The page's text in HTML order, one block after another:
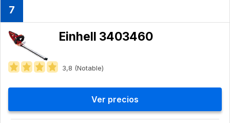
7
Einhell 3403460
3,8 (Notable)
Ver precios